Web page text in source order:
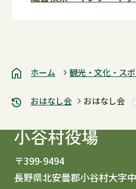
ホーム 観光・文化・ス
おはなし会 おはなし会
〒399-9494
長野県北安曇郡小谷村大字